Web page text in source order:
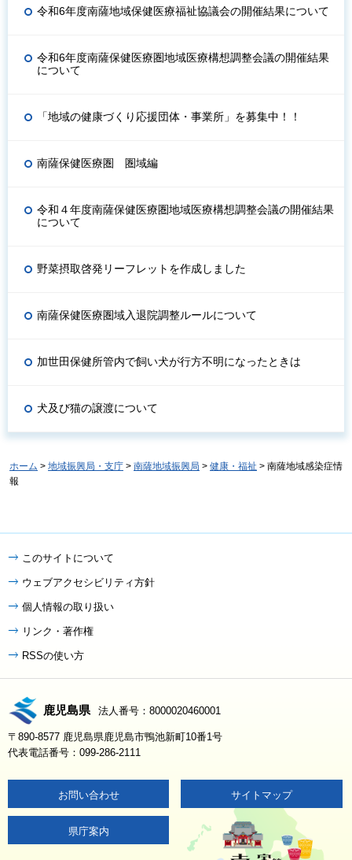
令和6年度南薩地域保健医療福祉協議会の開催結果について
令和6年度南薩保健医療圏地域医療構想調整会議の開催結果
について
「地域の健康づくり応援団体・事業所」を募集中！！
南薩保健医療圏 圏域編
令和４年度南薩保健医療圏地域医療構想調整会議の開催結果
について
野菜摂取啓発リーフレットを作成しました
南薩保健医療圏域入退院調整ルールについて
加世田保健所管内で飼い犬が行方不明になったときは
犬及び猫の譲渡について
ホーム > 地域振興局・支庁 > 南薩地域振興局 > 健康・福祉 > 南薩地域感染症情
報
このサイトについて
ウェブアクセシビリティ方針
個人情報の取り扱い
リンク・著作権
RSSの使い方
鹿児島県 法人番号：8000020460001
〒890-8577 鹿児島県鹿児島市鴨池新町10番1号
代表電話番号：099-286-2111
お問い合わせ サイトマップ
県庁案内